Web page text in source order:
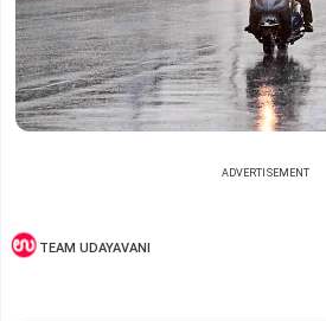
ADVERTISEMENT
TEAM UDAYAVANI